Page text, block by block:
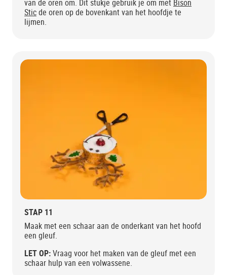
van de oren om. Dit stukje gebruik je om met Bison
Sticde oren op de bovenkant van het hoofdje te
lijmen.
STAP 11
Maak met een schaar aan de onderkant van het hoofd
een gleuf.
LET OP:Vraag voor het maken van de gleuf met een
schaar hulp van een volwassene.